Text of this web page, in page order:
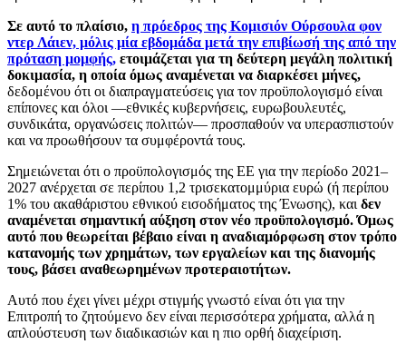
Σε αυτό το πλαίσιο, η πρόεδρος της Κομισιόν Ούρσουλα φον
ντερ Λάιεν, μόλις μία εβδομάδα μετά την επιβίωσή της από την
πρόταση μομφής, ετοιμάζεται για τη δεύτερη μεγάλη πολιτική
δοκιμασία, η οποία όμως αναμένεται να διαρκέσει μήνες,
δεδομένου ότι οι διαπραγματεύσεις για τον προϋπολογισμό είναι
επίπονες και όλοι —εθνικές κυβερνήσεις, ευρωβουλευτές,
συνδικάτα, οργανώσεις πολιτών— προσπαθούν να υπερασπιστούν
και να προωθήσουν τα συμφέροντά τους.
Σημειώνεται ότι ο προϋπολογισμός της ΕΕ για την περίοδο 2021–
2027 ανέρχεται σε περίπου 1,2 τρισεκατομμύρια ευρώ (ή περίπου
1% του ακαθάριστου εθνικού εισοδήματος της Ένωσης), και δεν
αναμένεται σημαντική αύξηση στον νέο προϋπολογισμό. Όμως
αυτό που θεωρείται βέβαιο είναι η αναδιαμόρφωση στον τρόπο
κατανομής των χρημάτων, των εργαλείων και της διανομής
τους, βάσει αναθεωρημένων προτεραιοτήτων.
Αυτό που έχει γίνει μέχρι στιγμής γνωστό είναι ότι για την
Επιτροπή το ζητούμενο δεν είναι περισσότερα χρήματα, αλλά η
απλούστευση των διαδικασιών και η πιο ορθή διαχείριση.